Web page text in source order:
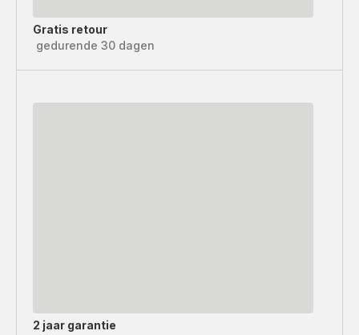
Gratis retour
gedurende 30 dagen
2 jaar garantie